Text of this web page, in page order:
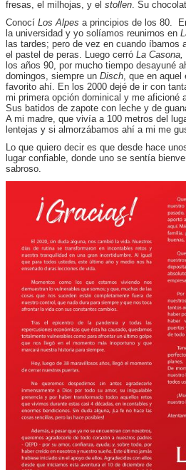
fresas, el milhojas, y el stollen. Su
Conocí Los Alpes a principios de los 80.
la universidad y yo solíamos reunirnos en
las tardes; pero de vez en cuando íbamos
el pastel de peras. Luego cerró La Casona,
los años 90, por mucho tiempo desayuné
domingos, siempre un Disch, que en aquel
favorito ahí. En los 2000 dejé de ir con
mi primera opción dominical y me aficioné
Sus batidos de zapote con leche y de
A mi madre, que vivía a 100 metros del
lentejas y si almorzábamos ahí a mi me
Lo que quiero decir es que desde hace
lugar confiable, donde uno se sentía
sabroso.